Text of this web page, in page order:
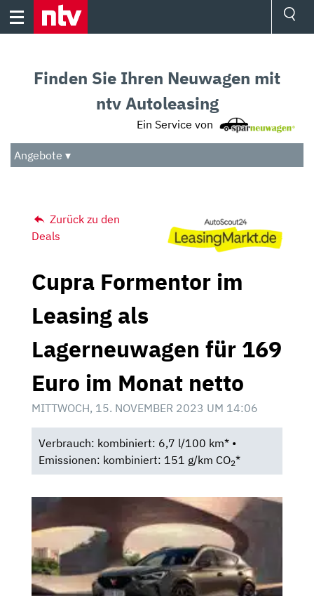
Skip
Audio
Das Beste
Finden Sie Ihren Neuwagen mit
ntv Autoleasing
Ein Service von
Angebote ▾
Zurück zu den
Deals
Cupra Formentor im
Leasing als
Lagerneuwagen für 169
Euro im Monat netto
MITTWOCH, 15. NOVEMBER 2023 UM 14:06
Verbrauch: kombiniert: 6,7 l/100 km* •
Emissionen: kombiniert: 151 g/km CO2*